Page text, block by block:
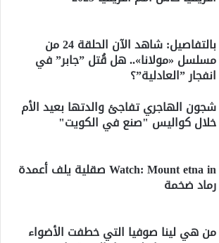
بالتفاصيل: شاهد الآن الحلقة 24 من
مسلسل «مولانا».. هل قُتل ”جابر” في
انفجار ”العادلية”؟
شجون الهاجري تفاجئ والدتها بعيد الأم
خلال كواليس "صنع في الكويت"
Watch: Mount etna in صقلية يلف أعمدة
رماد ضخمة
من هي لينا صوفيا التي خطفت الأضواء